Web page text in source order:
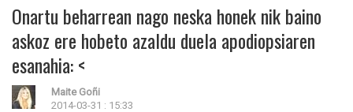
Onartu beharrean nago neska honek nik baino
askoz ere hobeto azaldu duela apodiopsiaren
esanahia: <
Maite Goñi
2014-03-31 : 15:33